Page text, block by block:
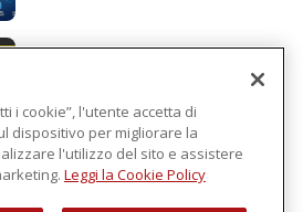
intelligenza in cloud
i cookie”, l'utente accetta di
dispositivo per migliorare la
l'utilizzo del sito e assistere
Leggi la Cookie Policy